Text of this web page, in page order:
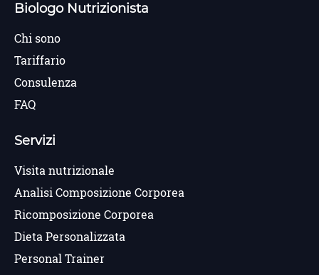
Biologo Nutrizionista
Chi sono
Tariffario
Consulenza
FAQ
Servizi
Visita nutrizionale
Analisi Composizione Corporea
Ricomposizione Corporea
Dieta Personalizzata
Personal Trainer